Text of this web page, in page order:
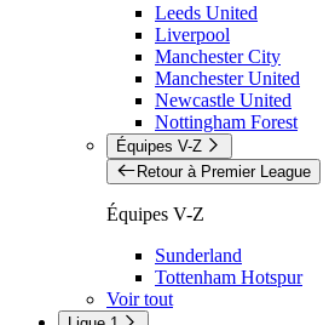
Leeds United
Liverpool
Manchester City
Manchester United
Newcastle United
Nottingham Forest
Équipes V-Z
Retour à Premier League
Équipes V-Z
Sunderland
Tottenham Hotspur
Voir tout